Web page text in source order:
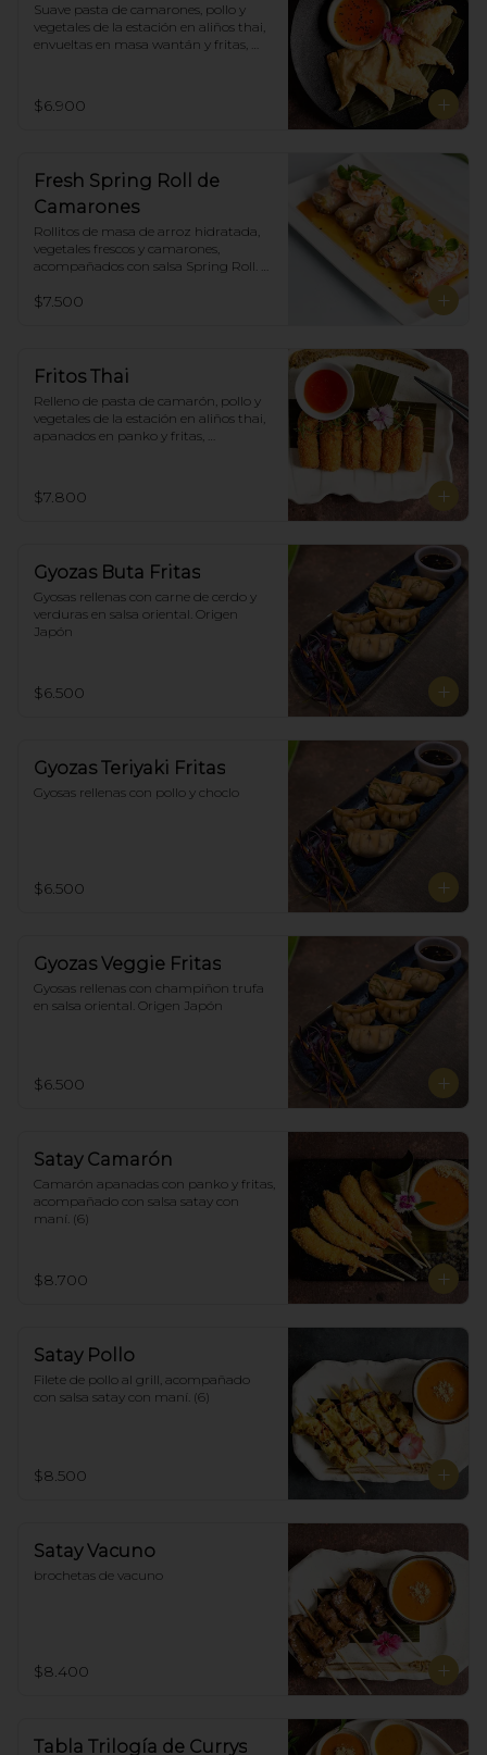
Suave pasta de camarones, pollo y
vegetales de la estación en aliños thai,
envueltas en masa wantán y fritas,
$6.900
Fresh Spring Roll de
Camarones
Rollitos de masa de arroz hidratada,
vegetales frescos y camarones,
acompañados con salsa Spring Roll.
$7.500
Fritos Thai
Relleno de pasta de camarón, pollo y
vegetales de la estación en aliños thai,
apanados en panko y fritas,
$7.800
Gyozas Buta Fritas
Gyosas rellenas con carne de cerdo y
verduras en salsa oriental. Origen
Japón
$6.500
Gyozas Teriyaki Fritas
Gyosas rellenas con pollo y choclo
$6.500
Gyozas Veggie Fritas
Gyosas rellenas con champiñon trufa
en salsa oriental. Origen Japón
$6.500
Satay Camarón
Camarón apanadas con panko y fritas,
acompañado con salsa satay con
maní. (6)
$8.700
Satay Pollo
Filete de pollo al grill, acompañado
con salsa satay con maní. (6)
$8.500
Satay Vacuno
brochetas de vacuno
$8.400
Tabla Trilogía de Currys